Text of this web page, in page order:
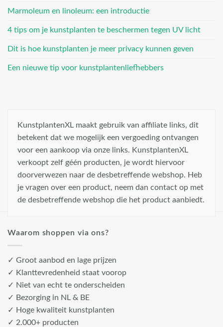
Marmoleum en linoleum: een introductie
4 tips om je kunstplanten te beschermen tegen UV licht
Dit is hoe kunstplanten je meer privacy kunnen geven
Een nieuwe tip voor kunstplantenliefhebbers
KunstplantenXL maakt gebruik van affiliate links, dit
betekent dat we mogelijk een vergoeding ontvangen
voor een aankoop via onze links. KunstplantenXL
verkoopt zelf géén producten, je wordt hiervoor
doorverwezen naar de desbetreffende webshop. Heb
je vragen over een product, neem dan contact op met
de desbetreffende webshop die het product aanbiedt.
Waarom shoppen via ons?
✓ Groot aanbod en lage prijzen
✓ Klanttevredenheid staat voorop
✓ Niet van echt te onderscheiden
✓ Bezorging in NL & BE
✓ Hoge kwaliteit kunstplanten
✓ 2.000+ producten